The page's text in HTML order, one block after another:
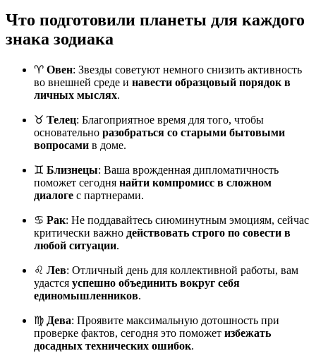
Что подготовили планеты для каждого
знака зодиака
♈ Овен: Звезды советуют немного снизить активность
во внешней среде и навести образцовый порядок в
личных мыслях.
♉ Телец: Благоприятное время для того, чтобы
основательно разобраться со старыми бытовыми
вопросами в доме.
♊ Близнецы: Ваша врожденная дипломатичность
поможет сегодня найти компромисс в сложном
диалоге с партнерами.
♋ Рак: Не поддавайтесь сиюминутным эмоциям, сейчас
критически важно действовать строго по совести в
любой ситуации.
♌ Лев: Отличный день для коллективной работы, вам
удастся успешно объединить вокруг себя
единомышленников.
♍ Дева: Проявите максимальную дотошность при
проверке фактов, сегодня это поможет избежать
досадных технических ошибок.